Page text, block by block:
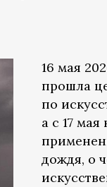
16 мая
прошла
по
а с 17
дождя, о